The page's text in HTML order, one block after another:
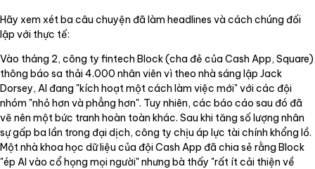
Hãy xem xét ba câu chuyện đã làm headlines và cách chúng đối
lập với thực tế:
Vào tháng 2, công ty fintech Block (cha đẻ của Cash App, Square)
thông báo sa thải 4.000 nhân viên vì theo nhà sáng lập Jack
Dorsey, AI đang "kích hoạt một cách làm việc mới" với các đội
nhóm "nhỏ hơn và phẳng hơn". Tuy nhiên, các báo cáo sau đó đã
vẽ nên một bức tranh hoàn toàn khác. Sau khi tăng số lượng nhân
sự gấp ba lần trong đại dịch, công ty chịu áp lực tài chính khổng lồ.
Một nhà khoa học dữ liệu của đội Cash App đã chia sẻ rằng Block
"ép AI vào cổ họng mọi người" nhưng bà thấy "rất ít cải thiện về